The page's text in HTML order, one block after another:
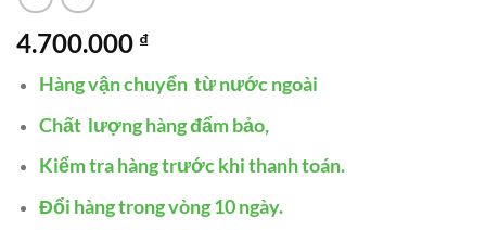
4.700.000 ₫
Hàng vận chuyển từ nước ngoài
Chất lượng hàng đẩm bảo,
Kiểm tra hàng trước khi thanh toán.
Đổi hàng trong vòng 10 ngày.